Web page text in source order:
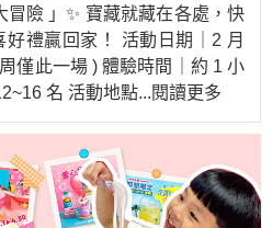
冒險 」✨ 寶藏就藏在各處，快
禮贏回家！ 活動日期｜2 月
僅此一場 ) 體驗時間｜約 1 小
名 活動地點...閱讀更多